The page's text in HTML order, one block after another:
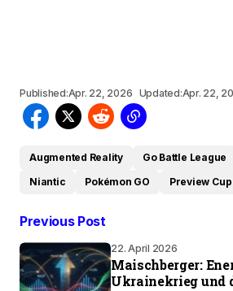
Published:Apr. 22, 2026 Updated:Apr. 22,
Augmented Reality Go Battle League
Niantic
Pokémon GO Preview Cup
Previous Post
22. April 2026
Maischberger:
Ukrainekrieg und